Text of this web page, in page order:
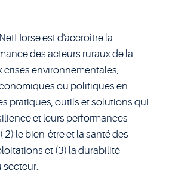
est d'accroître la
des acteurs ruraux de la
crises environnementales,
ou politiques en
pratiques, outils et solutions qui
et leurs performances
le bien-être et la santé des
et (3) la durabilité
secteur.